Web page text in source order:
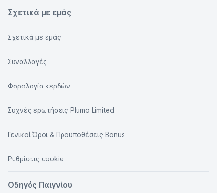
Σχετικά με εμάς
Σχετικά με εμάς
Συναλλαγές
Φορολογία κερδών
Συχνές ερωτήσεις Plumo Limited
Γενικοί Όροι & Προϋποθέσεις Bonus
Ρυθμίσεις cookie
Οδηγός Παιγνίου